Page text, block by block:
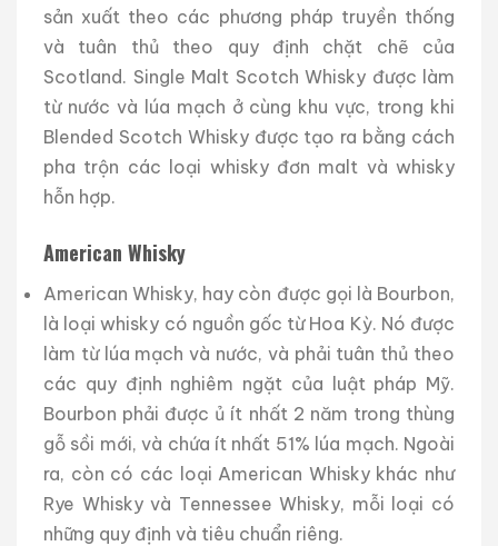
sản xuất theo các phương pháp truyền thống
và tuân thủ theo quy định chặt chẽ của
Scotland. Single Malt Scotch Whisky được làm
từ nước và lúa mạch ở cùng khu vực, trong khi
Blended Scotch Whisky được tạo ra bằng cách
pha trộn các loại whisky đơn malt và whisky
hỗn hợp.
American Whisky
American Whisky, hay còn được gọi là Bourbon,
là loại whisky có nguồn gốc từ Hoa Kỳ. Nó được
làm từ lúa mạch và nước, và phải tuân thủ theo
các quy định nghiêm ngặt của luật pháp Mỹ.
Bourbon phải được ủ ít nhất 2 năm trong thùng
gỗ sồi mới, và chứa ít nhất 51% lúa mạch. Ngoài
ra, còn có các loại American Whisky khác như
Rye Whisky và Tennessee Whisky, mỗi loại có
những quy định và tiêu chuẩn riêng.